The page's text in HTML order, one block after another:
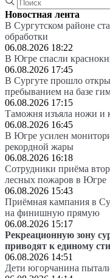
Новостная лента
В Сургутском районе
обработки
06.08.2026 18:22
В Югре спасли
06.08.2026 17:45
В Сургуте прошло
пребыванием на базе
06.08.2026 17:15
Таможня изъяла ножи и
06.08.2026 16:45
В Югре усилен
рекордной жары
06.08.2026 16:18
Сотрудники приёма
лесных пожаров в Югре
06.08.2026 15:43
Приёмная кампания в
на финишную прямую
06.08.2026 15:17
Рекреационную зону
приводят к единому
06.08.2026 14:51
Дети югорчанина